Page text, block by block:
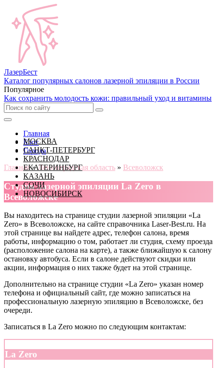
ЛазерБест
Каталог популярных салонов лазерной эпиляции в России
Популярное
Как сохранить молодость кожи: правильный уход и витамины
МОСКВА
САНКТ-ПЕТЕРБУРГ
КРАСНОДАР
ЕКАТЕРИНБУРГ
КАЗАНЬ
СОЧИ
НОВОСИБИРСК
Главная
Блог
Города
Главная » Ленинградская область » Всеволожск
Cтудия лазерной эпиляции La Zero в
Всеволожске
Вы находитесь на странице студии лазерной эпиляции «La
Zero» в Всеволожске, на сайте справочника Laser-Best.ru. На
этой странице вы найдете адрес, телефон салона, время
работы, информацию о том, работает ли студия, схему проезда
(расположение салона на карте), а также ближайшую к салону
остановку автобуса. Если в салоне действуют скидки или
акции, информация о них также будет на этой странице.
Дополнительно на странице студии «La Zero» указан номер
телефона и официальный сайт, где можно записаться на
профессиональную лазерную эпиляцию в Всеволожске, без
очереди.
Записаться в La Zero можно по следующим контактам:
La Zero